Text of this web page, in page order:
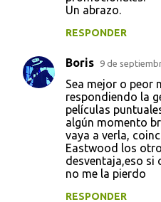
Un abrazo.
RESPONDER
Boris 9 de
Sea mejor o peor
respondiendo la
películas
algún momento
vaya a verla,
Eastwood los
desventaja,eso si
no me la pierdo
RESPONDER